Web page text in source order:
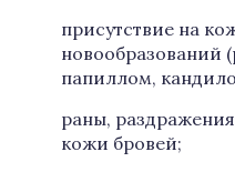
присутствие на
новообразований
папиллом,
раны,
кожи бровей;